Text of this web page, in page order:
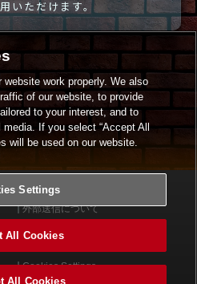
いただけます。
利用規約
外部送信について
Cookies Settings
work properly. We also
of our website, to provide
to your interest, and to
If you select “Accept All
will be used on our website.
Settings
All Cookies
All Cookies